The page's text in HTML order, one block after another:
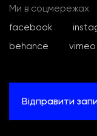
Ми в соцмережах
facebook
behance
vimeo
Відправити